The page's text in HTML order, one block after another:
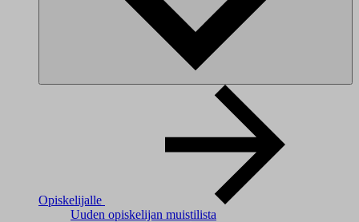
Opiskelijalle
Uuden opiskelijan muistilista